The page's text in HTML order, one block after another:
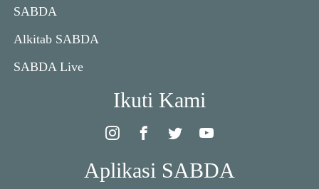
SABDA
Alkitab SABDA
SABDA Live
Ikuti Kami
Aplikasi SABDA